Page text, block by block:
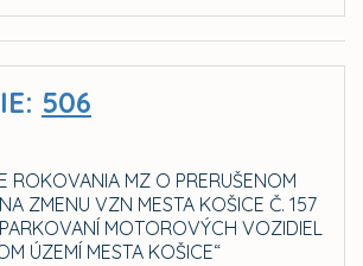
506
ROKOVANIA MZ O PRERUŠENOM
ZMENU VZN MESTA KOŠICE Č. 157
MOTOROVÝCH VOZIDIEL
ÚZEMÍ MESTA KOŠICE“